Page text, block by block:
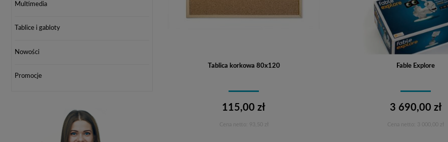
Multimedia
Tablice i gabloty
Nowości
Promocje
Tablica korkowa 80x120
115,00 zł
93,50 zł
Fable Explore
3 690,00 zł
3 000,00 zł